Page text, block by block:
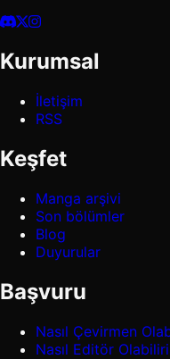
Kurumsal
İletişim
RSS
Keşfet
Manga arşivi
Son bölümler
Blog
Duyurular
Başvuru
Nasıl Çevirmen
Nasıl Editör